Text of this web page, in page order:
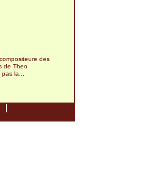
des
de Theo
la...